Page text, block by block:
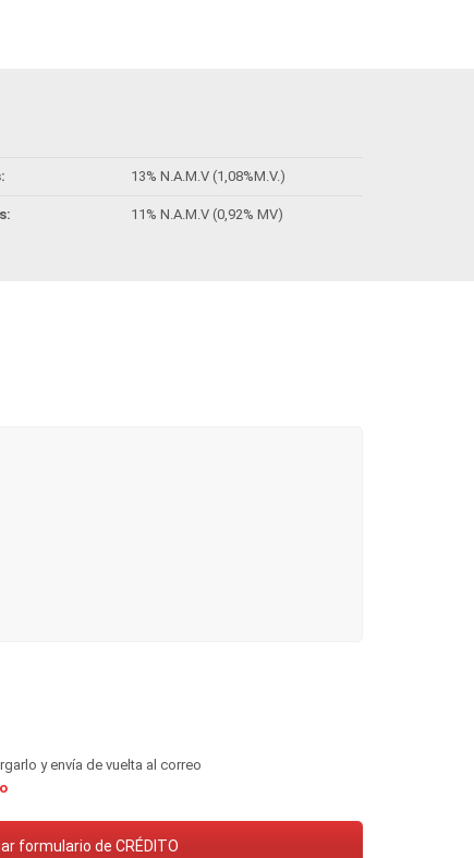
13% N.A.M.V (1,08%M.V.)
11% N.A.M.V (0,92% MV)
y envía de vuelta al correo
formulario de CRÉDITO